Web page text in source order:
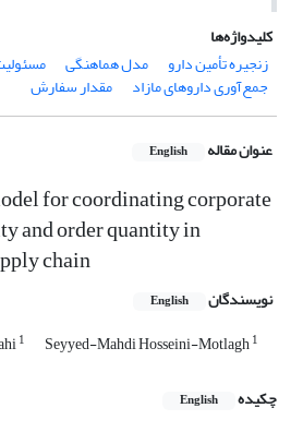
کلیدواژه‌ها
زنجیره تأمین دارو
مدل هماهنگی
جمع‌آوری داروهای مازاد مقدار سفارش
عنوان مقاله English
for coordinating corporate
and order quantity in
chain
نویسندگان English
1 Seyyed-Mahdi Hosseini-Motlagh1
چکیده English